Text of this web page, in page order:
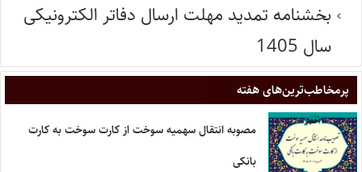
بخشنامه تمدید مهلت ارسال دفاتر الکترونیکی
سال 1405
پر‌مخاطب‌ترین‌های هفته
مصوبه انتقال سهمیه سوخت از کارت سوخت به کارت
بانکی